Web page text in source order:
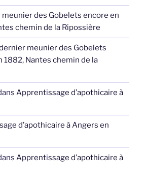
meunier des Gobelets encore en
chemin de la Ripossière
meunier des Gobelets
1882, Nantes chemin de la
Apprentissage d’apothicaire à
d’apothicaire à Angers en
Apprentissage d’apothicaire à